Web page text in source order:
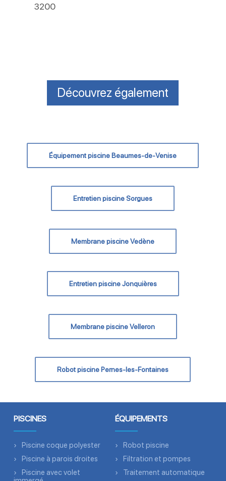
3200
Découvrez également
Équipement piscine Beaumes-de-Venise
Entretien piscine Sorgues
Membrane piscine Vedène
Entretien piscine Jonquières
Membrane piscine Velleron
Robot piscine Pernes-les-Fontaines
PISCINES
Piscine coque polyester
Piscine à parois droites
Piscine avec volet
ÉQUIPEMENTS
Robot piscine
Filtration et pompes
Traitement automatique